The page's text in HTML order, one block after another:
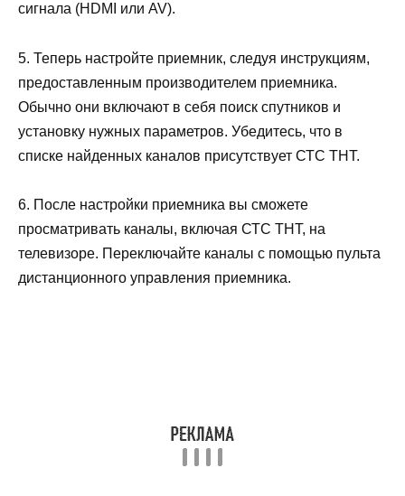
сигнала (HDMI или AV).
5. Теперь настройте приемник, следуя инструкциям,
предоставленным производителем приемника.
Обычно они включают в себя поиск спутников и
установку нужных параметров. Убедитесь, что в
списке найденных каналов присутствует СТС ТНТ.
6. После настройки приемника вы сможете
просматривать каналы, включая СТС ТНТ, на
телевизоре. Переключайте каналы с помощью пульта
дистанционного управления приемника.